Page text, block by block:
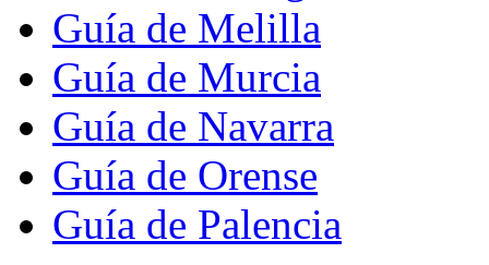
Guía de Melilla
Guía de Murcia
Guía de Navarra
Guía de Orense
Guía de Palencia